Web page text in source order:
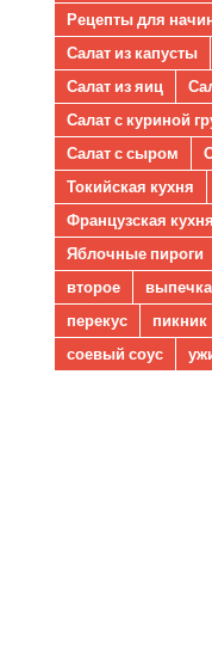
Рецепты для
Салат из капусты
Салат из яиц
Салат с куриной
Салат с сыром
Токийская кухня
Французская кухня
Яблочные пироги
второе
выпечка
перекус
пикник
соевый соус